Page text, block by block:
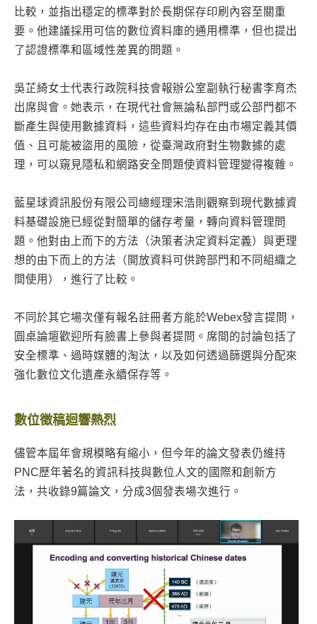
比較，並指出穩定的標準對於長期保存印刷內容至關重
要。他建議採用可信的數位資料庫的通用標準，但也提出
了認證標準和區域性差異的問題。
吳芷綺女士代表行政院科技會報辦公室副執行秘書李育杰
出席與會。她表示，在現代社會無論私部門或公部門都不
斷產生與使用數據資料，這些資料均存在由市場定義其價
值、且可能被盜用的風險，從臺灣政府對生物數據的處
理，可以窺見隱私和網路安全問題使資料管理變得複雜。
藍星球資訊股份有限公司總經理宋浩則觀察到現代數據資
料基礎設施已經從對簡單的儲存考量，轉向資料管理問
題。他對由上而下的方法（決策者決定資料定義）與更理
想的由下而上的方法（開放資料可供跨部門和不同組織之
間使用），進行了比較。
不同於其它場次僅有報名註冊者方能於Webex發言提問，
圓桌論壇歡迎所有臉書上參與者提問。席間的討論包括了
安全標準、過時媒體的淘汰，以及如何透過篩選與分配來
強化數位文化遺產永續保存等。
數位徵稿迴響熱烈
儘管本屆年會規模略有縮小，但今年的論文發表仍維持
PNC歷年著名的資訊科技與數位人文的國際和創新方
法，共收錄9篇論文，分成3個發表場次進行。